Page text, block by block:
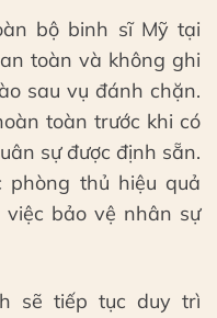
bộ binh sĩ Mỹ tại
toàn và không ghi
sau vụ đánh chặn.
toàn trước khi có
sự được định sẵn.
thủ hiệu quả
bảo vệ nhân sự
sẽ tiếp tục duy trì